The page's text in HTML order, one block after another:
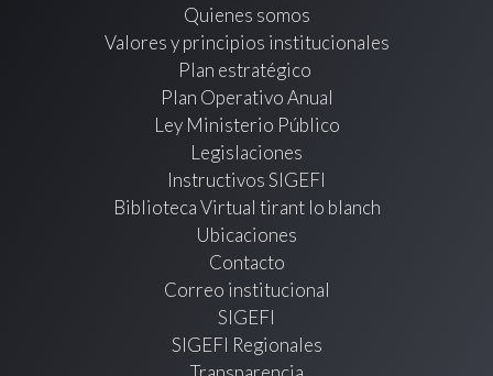
Quienes somos
Valores y principios institucionales
Plan estratégico
Plan Operativo Anual
Ley Ministerio Público
Legislaciones
Instructivos SIGEFI
Biblioteca Virtual tirant lo blanch
Ubicaciones
Contacto
Correo institucional
SIGEFI
SIGEFI Regionales